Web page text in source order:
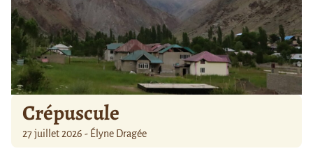
Crépuscule
27 juillet 2026 - Élyne Dragée